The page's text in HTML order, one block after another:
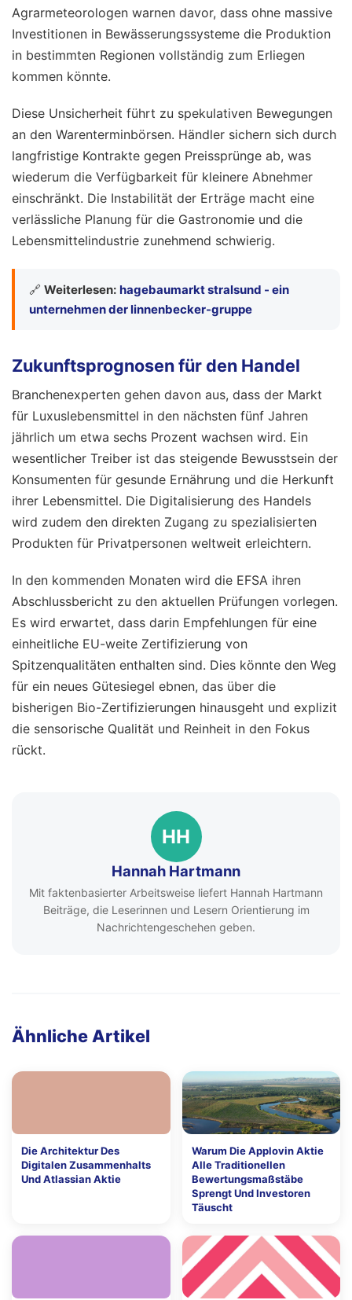
Agrarmeteorologen warnen davor, dass ohne massive
Investitionen in Bewässerungssysteme die Produktion
in bestimmten Regionen vollständig zum Erliegen
kommen könnte.
Diese Unsicherheit führt zu spekulativen Bewegungen
an den Warenterminbörsen. Händler sichern sich durch
langfristige Kontrakte gegen Preissprünge ab, was
wiederum die Verfügbarkeit für kleinere Abnehmer
einschränkt. Die Instabilität der Erträge macht eine
verlässliche Planung für die Gastronomie und die
Lebensmittelindustrie zunehmend schwierig.
🔗 Weiterlesen: hagebaumarkt stralsund - ein
unternehmen der linnenbecker-gruppe
Zukunftsprognosen für den Handel
Branchenexperten gehen davon aus, dass der Markt
für Luxuslebensmittel in den nächsten fünf Jahren
jährlich um etwa sechs Prozent wachsen wird. Ein
wesentlicher Treiber ist das steigende Bewusstsein der
Konsumenten für gesunde Ernährung und die Herkunft
ihrer Lebensmittel. Die Digitalisierung des Handels
wird zudem den direkten Zugang zu spezialisierten
Produkten für Privatpersonen weltweit erleichtern.
In den kommenden Monaten wird die EFSA ihren
Abschlussbericht zu den aktuellen Prüfungen vorlegen.
Es wird erwartet, dass darin Empfehlungen für eine
einheitliche EU-weite Zertifizierung von
Spitzenqualitäten enthalten sind. Dies könnte den Weg
für ein neues Gütesiegel ebnen, das über die
bisherigen Bio-Zertifizierungen hinausgeht und explizit
die sensorische Qualität und Reinheit in den Fokus
rückt.
HH
Hannah Hartmann
Mit faktenbasierter Arbeitsweise liefert Hannah Hartmann
Beiträge, die Leserinnen und Lesern Orientierung im
Nachrichtengeschehen geben.
Ähnliche Artikel
Die Architektur Des
Digitalen Zusammenhalts
Und Atlassian Aktie
Warum Die Applovin Aktie
Alle Traditionellen
Bewertungsmaßstäbe
Sprengt Und Investoren
Täuscht